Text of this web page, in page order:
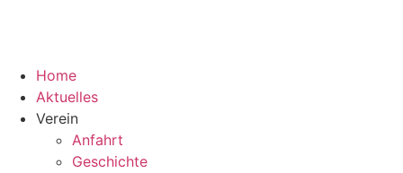
Home
Aktuelles
Verein
Anfahrt
Geschichte